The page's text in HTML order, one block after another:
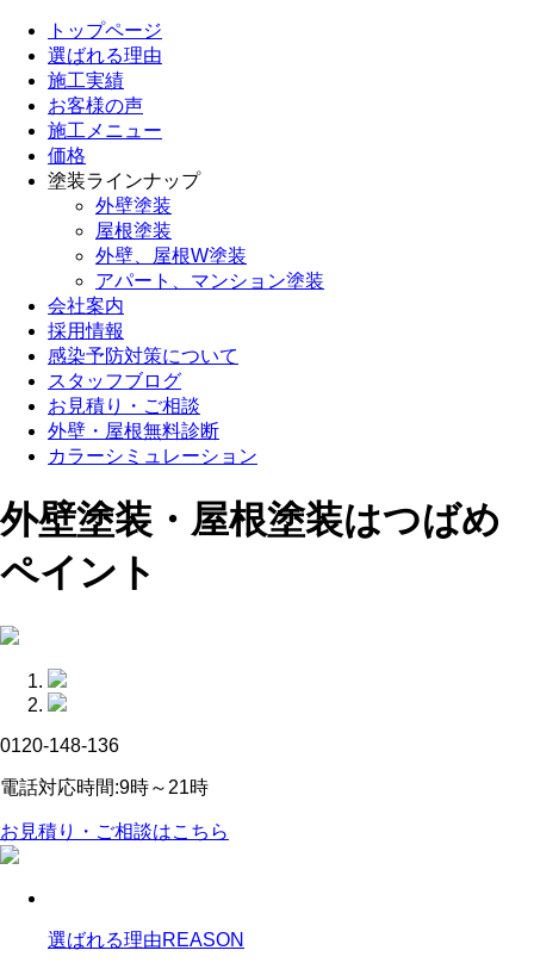
トップページ
選ばれる理由
施工実績
お客様の声
施工メニュー
価格
塗装ラインナップ
外壁塗装
屋根塗装
外壁、屋根W塗装
アパート、マンション塗装
会社案内
採用情報
感染予防対策について
スタッフブログ
お見積り・ご相談
外壁・屋根無料診断
カラーシミュレーション
外壁塗装・屋根塗装はつばめ
ペイント
0120-148-136
電話対応時間:9時～21時
お見積り・ご相談はこちら
選ばれる理由REASON